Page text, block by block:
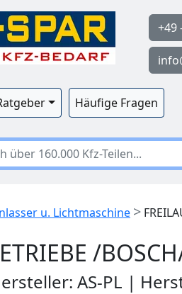
+49
Häufige Fragen
u. Lichtmaschine >
/
AS-PL |